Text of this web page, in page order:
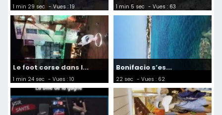
1 min 29 sec - Vues : 19 1 min 5 sec - Vues : 63
Le foot corse dans l...
1 min 24 sec - Vues : 10
Bonifacio s’es...
22 sec - Vues : 62